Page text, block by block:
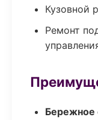
Кузовной
Ремонт
Бережное